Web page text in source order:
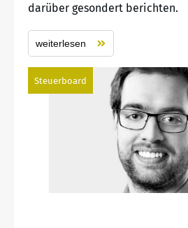
darüber gesondert berichten.
weiterlesen
Steuerboard